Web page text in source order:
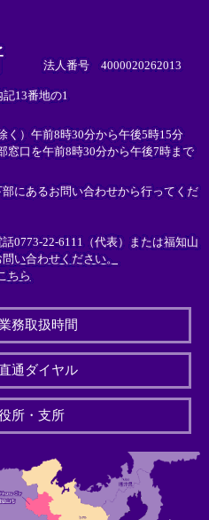
法人番号 4000020262013
13番地の1
く）午前8時30分から午後5時15分
窓口を午前8時30分から午後7時まで
にあるお問い合わせから行ってくだ
0773-22-6111（代表）または福知山
い合わせください。
ちら
務取扱時間
通ダイヤル
所・支所